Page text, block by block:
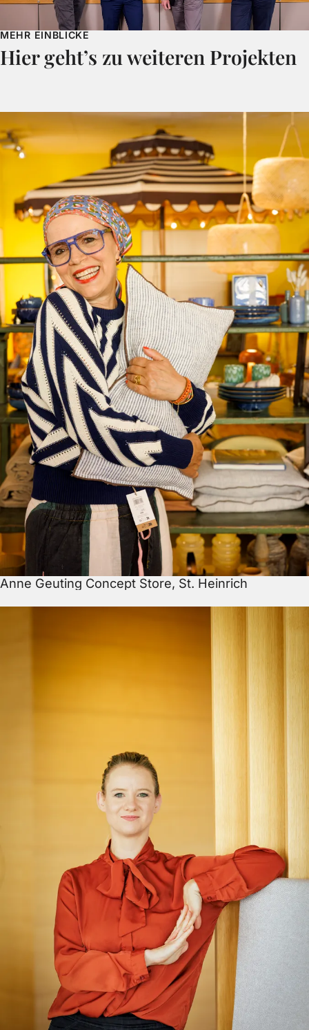
MEHR EINBLICKE
Hier geht’s zu weiteren Projekten
Anne Geuting Concept Store, St. Heinrich